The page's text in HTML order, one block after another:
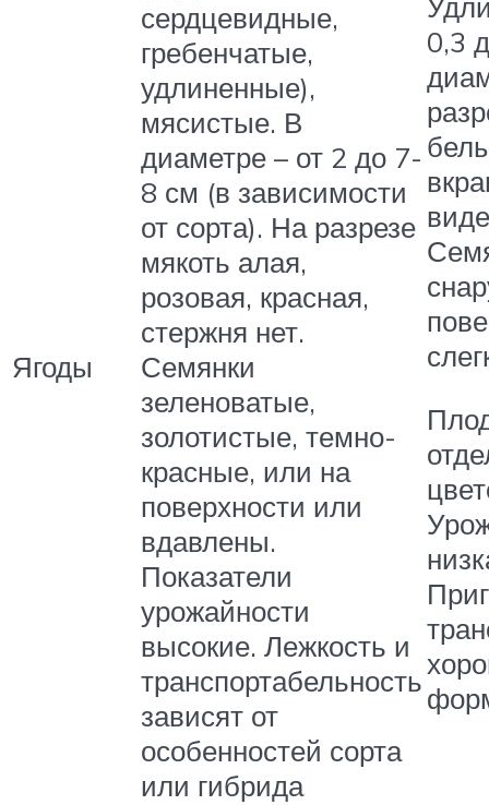
Ягоды
сердцевидные,
гребенчатые,
удлиненные),
мясистые. В
диаметре – от 2 до 7-
8 см (в зависимости
от сорта). На разрезе
мякоть алая,
розовая, красная,
стержня нет.
Семянки
зеленоватые,
золотистые, темно-
красные, или на
поверхности или
вдавлены.
Показатели
урожайности
высокие. Лежкость и
транспортабельность
зависят от
особенностей сорта
или гибрида
0,3